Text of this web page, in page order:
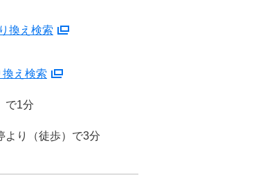
換え検索
換え検索
で1分
より（徒歩）で3分